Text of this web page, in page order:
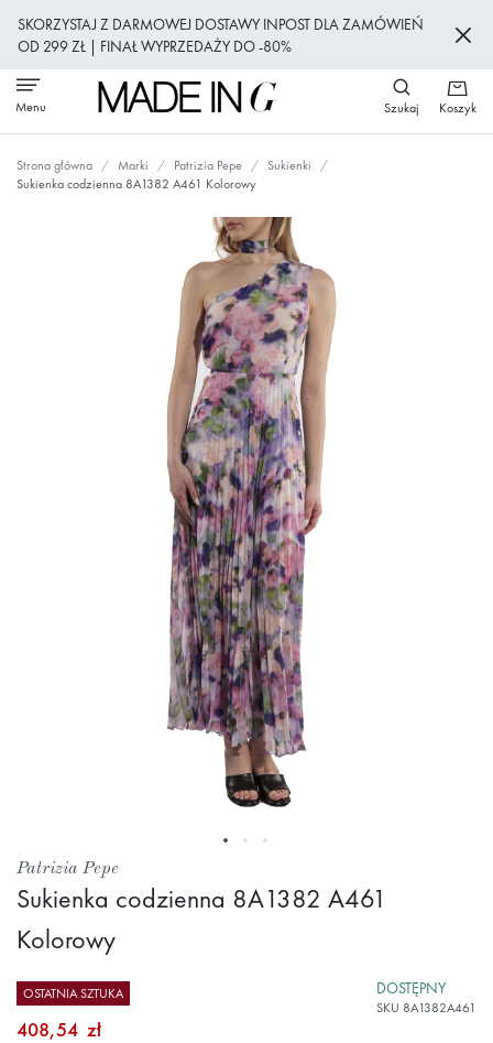
SKORZYSTAJ Z DARMOWEJ DOSTAWY INPOST DLA ZAMÓWIEŃ
OD 299 ZŁ | FINAŁ WYPRZEDAŻY DO -80%
do
treści
Menu Szukaj Koszyk
Strona główna Marki Patrizia Pepe
Sukienki
Sukienka codzienna 8A1382 A461 Kolorowy
Przejdź
na
początek
galerii
Patrizia Pepe
Sukienka codzienna 8A1382 A461
Kolorowy
OSTATNIA SZTUKA DOSTĘPNY
SKU 8A1382A461
408,54 zł